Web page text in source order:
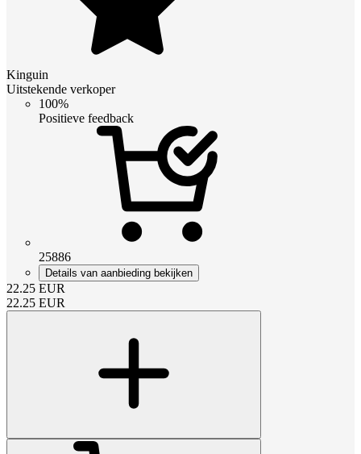
Kinguin
Uitstekende verkoper
100%
Positieve feedback
25886
Details van aanbieding bekijken
22.25 EUR
22.25 EUR